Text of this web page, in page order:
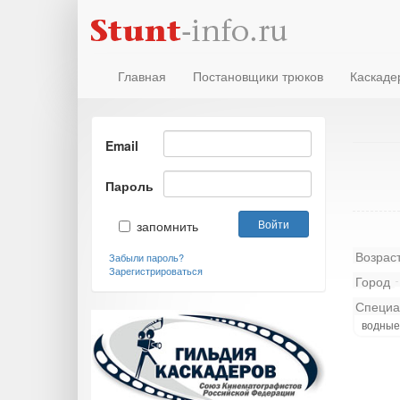
Главная Постановщики трюков
Email
Пароль
запомнить
Забыли пароль?
Зарегистрироваться
Город